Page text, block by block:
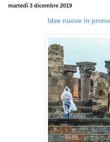
martedì 3 dicembre 2019
Idee nuove in